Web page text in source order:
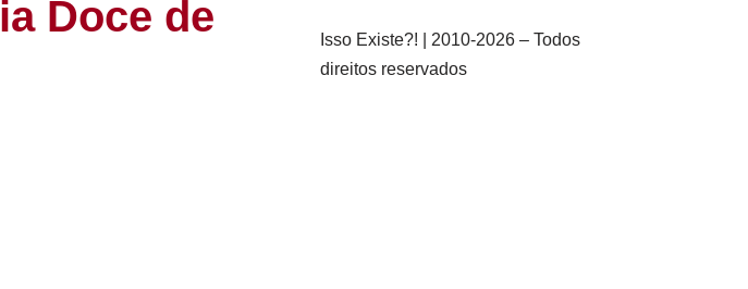
Doce de
Isso Existe?! | 2010-2026 – Todos
direitos reservados